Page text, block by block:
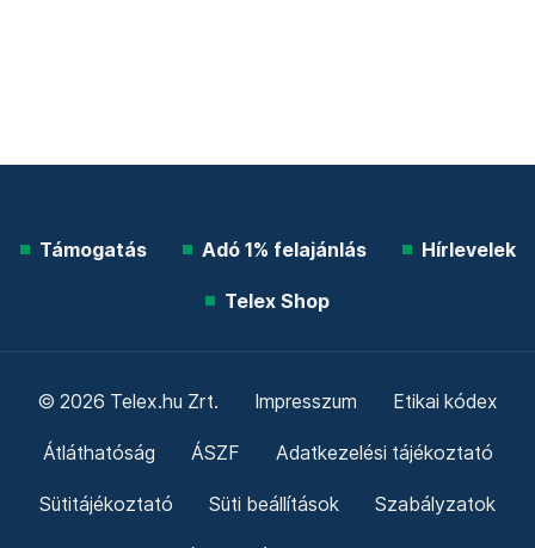
Támogatás Adó 1% felajánlás Hírlevelek
Telex Shop
© 2026 Telex.hu Zrt. Impresszum Etikai kódex
Átláthatóság ÁSZF Adatkezelési tájékoztató
Sütitájékoztató Süti beállítások Szabályzatok